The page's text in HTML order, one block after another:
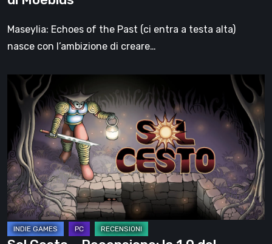
l’anima
di
Maseylia: Echoes of the Past (ci entra a testa alta)
nasce con l’ambizione di creare…
Cesto
Recensione:
la
1.0
del
roguelite
di
Tambouille